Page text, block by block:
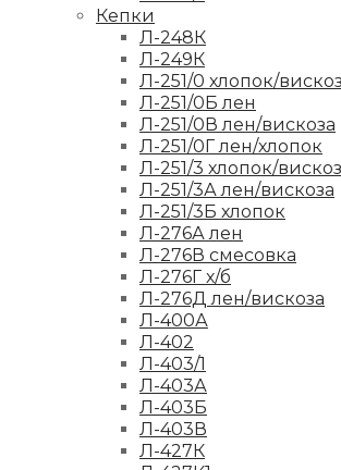
Кепки
Л-248К
Л-249К
Л-251/0 хлопок/
Л-251/0Б лен
Л-251/0В лен/вискоза
Л-251/0Г лен/хлопок
Л-251/3 хлопок/
Л-251/3А лен/вискоза
Л-251/3Б хлопок
Л-276А лен
Л-276В смесовка
Л-276Г х/б
Л-276Д лен/вискоза
Л-400А
Л-402
Л-403/1
Л-403А
Л-403Б
Л-403В
Л-427К